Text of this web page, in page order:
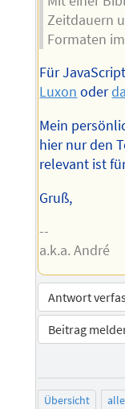
Zeitdauern
Formaten
Für
Luxon oder
Mein
hier nur den
relevant ist
Gruß,
--
a.k.a. André
Antwort
Beitrag
Übersicht